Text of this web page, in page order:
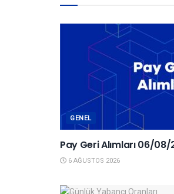
GENEL
Pay Geri Alımları 06/
6 AĞUSTOS 2026